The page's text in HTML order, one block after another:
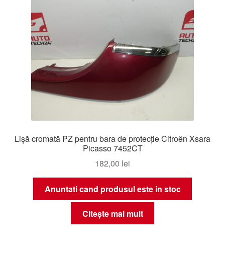
Lișă cromată PZ pentru bara de protecție Citroën Xsara
Picasso 7452CT
182,00 lei
Anuntati cand produsul este in stoc
Citește mai mult